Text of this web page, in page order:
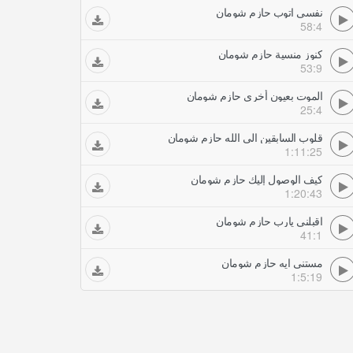
نفسى اتوب حازم شومان
58:4
كنوز منسية حازم شومان
53:9
الموت بعيون أخرى حازم شومان
25:4
قلوب السابقين الى الله حازم شومان
1:11:25
كيف الوصول إليك حازم شومان
1:20:43
اقبلني يارب حازم شومان
41:1
مستنى ايه حازم شومان
1:5:19